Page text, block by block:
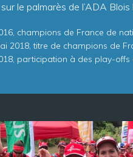
le palmarès de l’ADA
champions de France de
2018, titre de champions de
participation à des play-